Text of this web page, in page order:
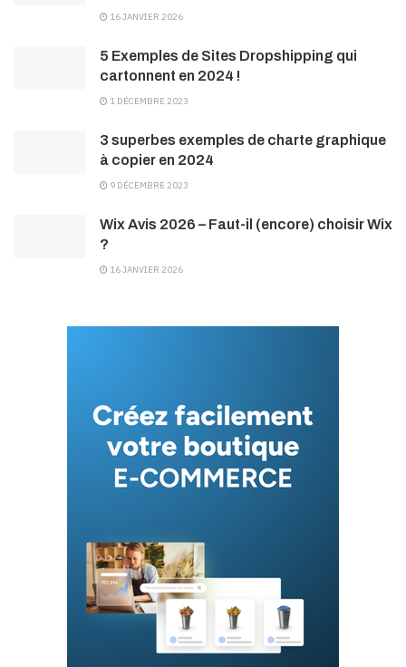
16 JANVIER 2026
5 Exemples de Sites Dropshipping qui
cartonnent en 2024 !
1 DÉCEMBRE 2023
3 superbes exemples de charte graphique
à copier en 2024
9 DÉCEMBRE 2023
Wix Avis 2026 – Faut-il (encore) choisir Wix
?
16 JANVIER 2026